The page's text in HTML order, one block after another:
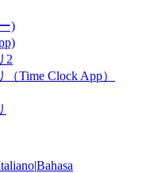
)
2
Time Clock App）
|Bahasa